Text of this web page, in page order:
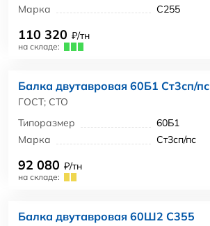
Марка
С255
110 320 ₽/тн
на складе:
Балка двутавровая 60Б1 Ст3сп/пс
ГОСТ; СТО
Типоразмер
60Б1
Марка
Ст3сп/пс
92 080 ₽/тн
на складе:
Балка двутавровая 60Ш2 С355